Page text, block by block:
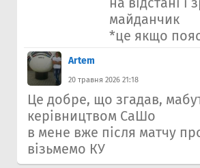
майданчик
*це якщо
Artem
20 травня 2026 21:18
Це добре, що згадав,
керівництвом СаШо
в мене вже після матчу
візьмемо КУ